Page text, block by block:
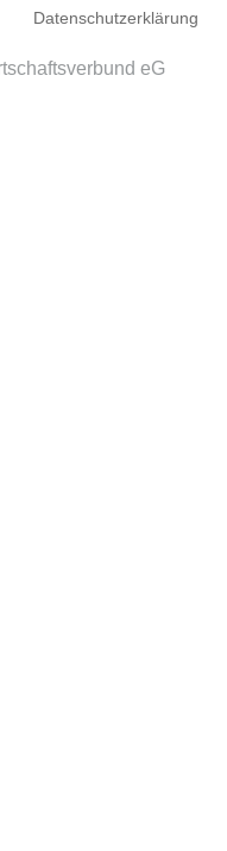
Datenschutzerklärung
eG